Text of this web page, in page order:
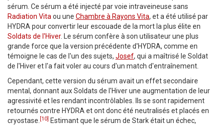
sérum. Ce sérum a été injecté par voie intraveineuse sans
Radiation Vita ou une Chambre à Rayons Vita, et a été utilisé par
HYDRA pour convertir leur escouade de la mort la plus élite en
Soldats de l'Hiver. Le sérum confère à son utilisateur une plus
grande force que la version précédente d'HYDRA, comme en
témoigne le cas de l'un des sujets, Josef, qui a maîtrisé le Soldat
de l'Hiver et l'a fait voler au cours d'un match d'entraînement.
Cependant, cette version du sérum avait un effet secondaire
mental, donnant aux Soldats de l'Hiver une augmentation de leur
agressivité et les rendant incontrôlables. Ils se sont rapidement
retournés contre HYDRA et ont donc été neutralisés et placés en
cryostase. [10] Estimant que le sérum de Stark était un échec,